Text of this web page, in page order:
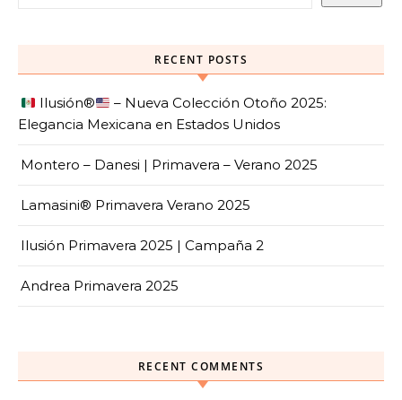
RECENT POSTS
Ilusión®️
– Nueva Colección Otoño 2025:
Elegancia Mexicana en Estados Unidos
Montero – Danesi | Primavera – Verano 2025
Lamasini® Primavera Verano 2025
Ilusión Primavera 2025 | Campaña 2
Andrea Primavera 2025
RECENT COMMENTS